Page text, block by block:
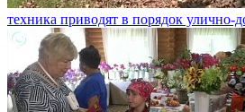
техника приводят в порядок